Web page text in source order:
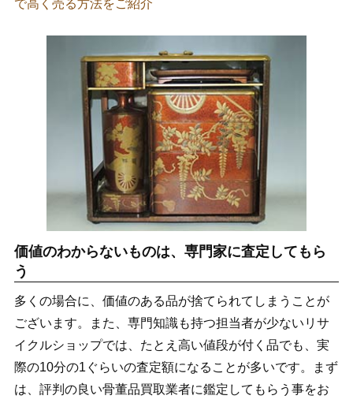
で高く売る方法をご紹介
価値のわからないものは、専門家に査定してもら
う
多くの場合に、価値のある品が捨てられてしまうことが
ございます。また、専門知識も持つ担当者が少ないリサ
イクルショップでは、たとえ高い値段が付く品でも、実
際の10分の1ぐらいの査定額になることが多いです。まず
は、評判の良い骨董品買取業者に鑑定してもらう事をお